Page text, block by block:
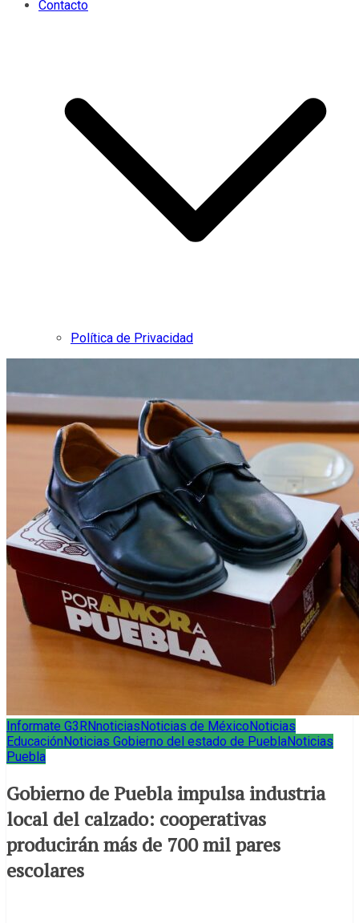
Contacto
Política de Privacidad
Informate G3RNnoticias Noticias de México Noticias
Educación Noticias Gobierno del estado de PueblaNoticias
Puebla
Gobierno de Puebla impulsa industria
local del calzado: cooperativas
producirán más de 700 mil pares
escolares